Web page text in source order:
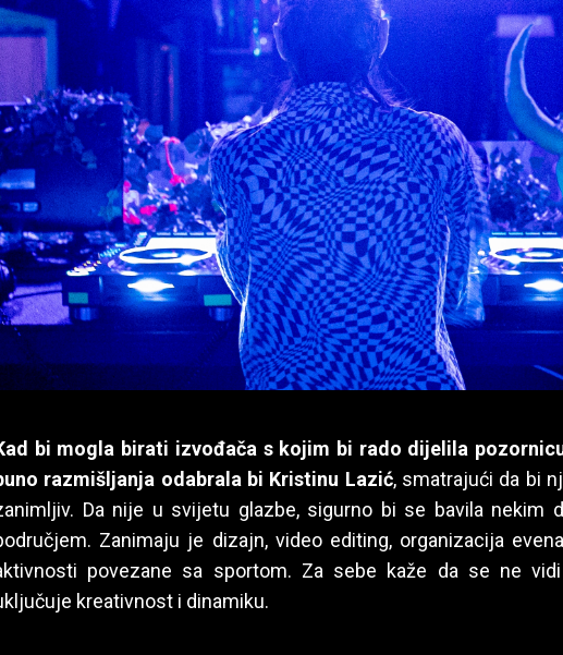
bi mogla birati izvođača s kojim bi rado dijelila
razmišljanja odabrala bi Kristinu Lazić, smatrajući da bi
Da nije u svijetu glazbe, sigurno bi se bavila nekim
Zanimaju je dizajn, video editing, organizacija
povezane sa sportom. Za sebe kaže da se ne
kreativnost i dinamiku.